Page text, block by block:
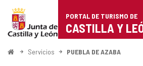
Portal
de
Turismo
PORTAL DE TURISMO DE
CASTILLA Y
InicioServicios PUEBLA DE AZABA